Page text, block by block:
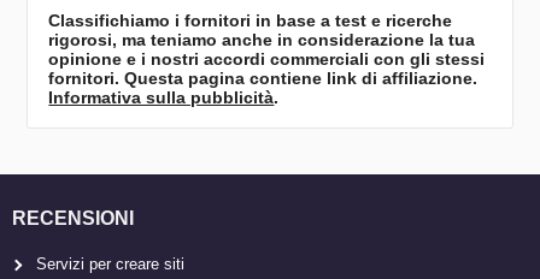
Classifichiamo i fornitori in base a test e ricerche
rigorosi, ma teniamo anche in considerazione la tua
opinione e i nostri accordi commerciali con gli stessi
fornitori. Questa pagina contiene link di affiliazione.
Informativa sulla pubblicità.
RECENSIONI
Servizi per creare siti